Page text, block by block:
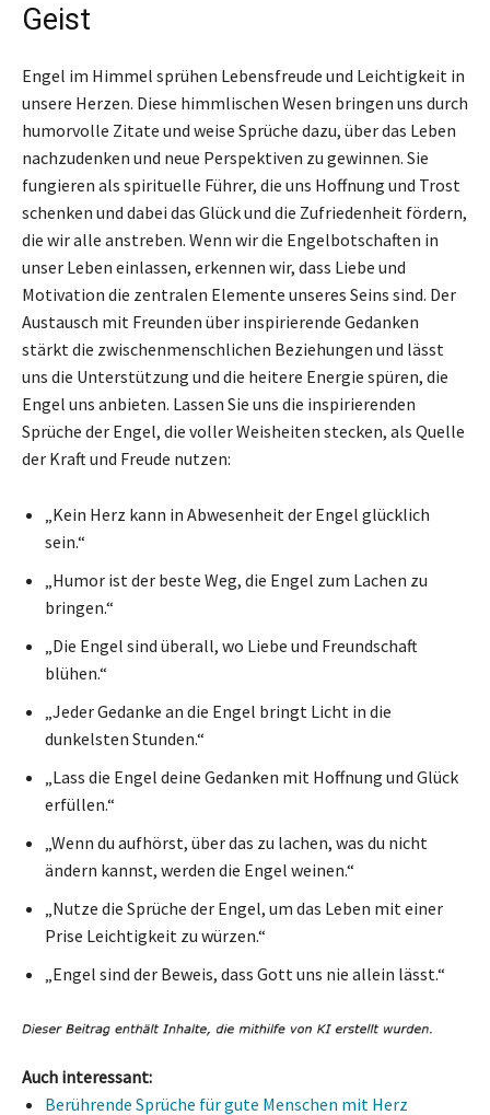
Geist
Engel im Himmel sprühen Lebensfreude und Leichtigkeit in
unsere Herzen. Diese himmlischen Wesen bringen uns durch
humorvolle Zitate und weise Sprüche dazu, über das Leben
nachzudenken und neue Perspektiven zu gewinnen. Sie
fungieren als spirituelle Führer, die uns Hoffnung und Trost
schenken und dabei das Glück und die Zufriedenheit fördern,
die wir alle anstreben. Wenn wir die Engelbotschaften in
unser Leben einlassen, erkennen wir, dass Liebe und
Motivation die zentralen Elemente unseres Seins sind. Der
Austausch mit Freunden über inspirierende Gedanken
stärkt die zwischenmenschlichen Beziehungen und lässt
uns die Unterstützung und die heitere Energie spüren, die
Engel uns anbieten. Lassen Sie uns die inspirierenden
Sprüche der Engel, die voller Weisheiten stecken, als Quelle
der Kraft und Freude nutzen:
„Kein Herz kann in Abwesenheit der Engel glücklich
sein.“
„Humor ist der beste Weg, die Engel zum Lachen zu
bringen.“
„Die Engel sind überall, wo Liebe und Freundschaft
blühen.“
„Jeder Gedanke an die Engel bringt Licht in die
dunkelsten Stunden.“
„Lass die Engel deine Gedanken mit Hoffnung und Glück
erfüllen.“
„Wenn du aufhörst, über das zu lachen, was du nicht
ändern kannst, werden die Engel weinen.“
„Nutze die Sprüche der Engel, um das Leben mit einer
Prise Leichtigkeit zu würzen.“
„Engel sind der Beweis, dass Gott uns nie allein lässt.“
Auch interessant:
Berührende Sprüche für gute Menschen mit Herz